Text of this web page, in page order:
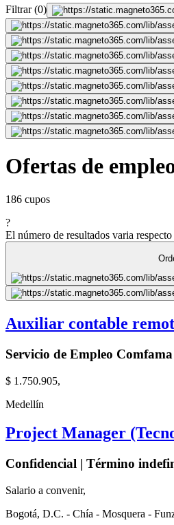
Filtrar(0)
Ofertas de
186 cupos
?
El número de resultados varia
Auxiliar contable
Servicio de Empleo
$ 1.750.905,
Medellín
Project Manager
Confidencial | Término
Salario a convenir,
Bogotá, D.C. - Chía - Mosquera -